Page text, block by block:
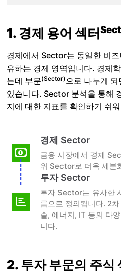
1. 경제 용어 섹터
경제에서 Sector는 동일한 비
유하는 경제 영역입니다. 경제
는데 부문(Sector) 으로 나누게
있습니다. Sector 분석을 통해
지에 대한 지표를 확인하기 쉬
경제 Sector
금융 시장에서 경제
위 Sector로 더욱 세분
투자 Sector
투자 Sector는 유사한
룹으로 정의됩니다. 2
술, 에너지, IT 등의 다
니다.
2. 투자 부문의 주식